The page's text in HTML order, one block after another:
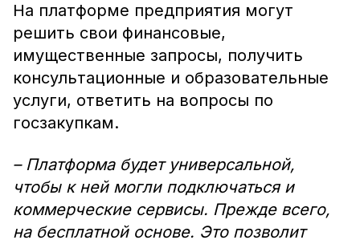
На платформе предприятия могут
решить свои финансовые,
имущественные запросы, получить
консультационные и образовательные
услуги, ответить на вопросы по
госзакупкам.
– Платформа будет универсальной,
чтобы к ней могли подключаться и
коммерческие сервисы. Прежде всего,
на бесплатной основе. Это позволит